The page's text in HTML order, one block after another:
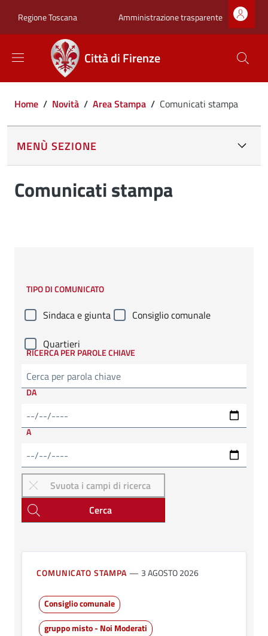
Regione Toscana Zona superiore
Amministrazione trasparente
Città di Firenze
Briciole di pane
Home / Novità / Area Stampa / Comunicati stampa
MENÙ SEZIONE
Comunicati stampa
Cerca
TIPO DI COMUNICATO
Sindaca e giunta
Consiglio comunale
Quartieri
RICERCA PER PAROLE CHIAVE
DA
A
Cerca
COMUNICATO STAMPA 3 AGOSTO 2026
Consiglio comunale
gruppo misto - Noi Moderati